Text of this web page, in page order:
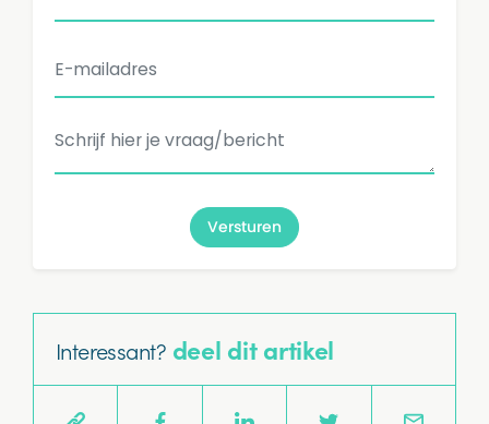
E-mailadres
Eventuele vraag/bericht aan ons...
Versturen
Interessant?deel dit artikel